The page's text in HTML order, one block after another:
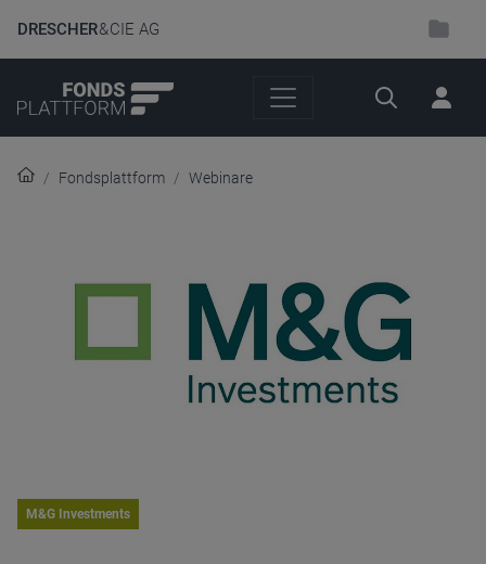
DRESCHER& CIE AG
Suche
Fondsplattform Webinare
M&G Investments